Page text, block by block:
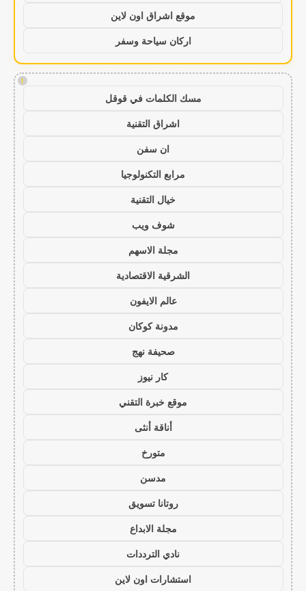
موقع اشراق اون لاين
اركان سياحة وسفر
!
مسك الكلمات في قوقل
اشراق التقنية
ان سفن
مرابع التكنولوجيا
خيال التقنية
شوف ويب
مجلة الاسهم
الشرقية الاقتصادية
عالم الايفون
مدونة كوكان
صحيفة نهج
كار نيوز
موقع خبرة التقني
أناقة أنثى
متورخ
مدسن
روتانا تسويق
مجلة الابداع
نادي الترددات
استشارات اون لاين